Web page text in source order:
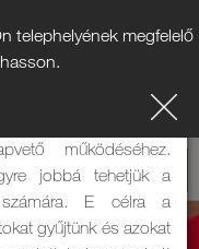
telephelyének megfelelő
van: Egyrészt
működéséhez.
jobbá tehetjük a
E célra a
gyűjtünk és azokat